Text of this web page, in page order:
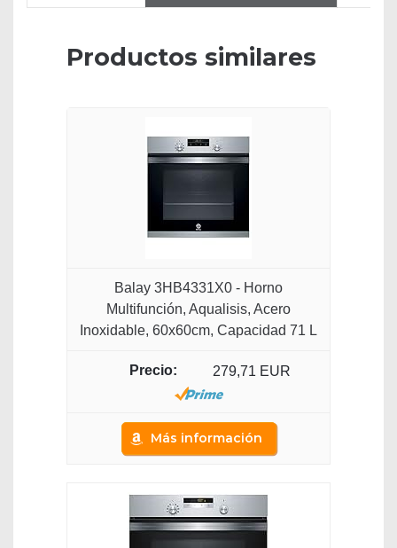
Productos similares
Balay 3HB4331X0 - Horno
Multifunción, Aqualisis, Acero
Inoxidable, 60x60cm, Capacidad 71 L
279,71 EUR
Más información